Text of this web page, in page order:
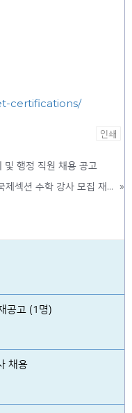
certifications/
인쇄
및 행정 직원 채용 공고
[채용/구인] 2025년 주프랑스한국교육원 국제섹션 수학 강사 모집 재공고(자격요건 확인) »
공고 (1명)
채용